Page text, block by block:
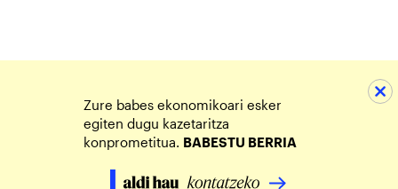
Zure babes ekonomikoari esker
egiten dugu kazetaritza
konprometitua. BABESTU BERRIA